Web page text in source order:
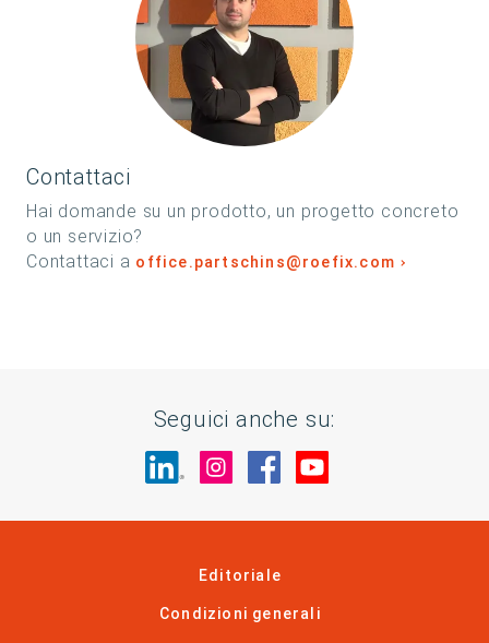
Contattaci
Hai domande su un prodotto, un progetto concreto
o un servizio?
Contattaci a office.partschins@roefix.com
Seguici anche su:
Visita il nostro sito su LinkedIn
Visita il nostro sito su
Visita il nostro sito
Editoriale
Condizioni generali